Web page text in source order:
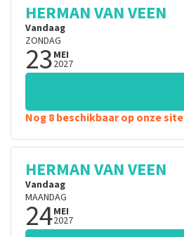
HERMAN VAN VEEN
Vandaag
ZONDAG
23MEI
2027
Nog 8 beschikbaar op onze site
HERMAN VAN VEEN
Vandaag
MAANDAG
24MEI
2027